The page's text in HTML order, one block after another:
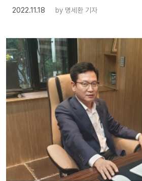
2022.11.18
by 명세환 기자